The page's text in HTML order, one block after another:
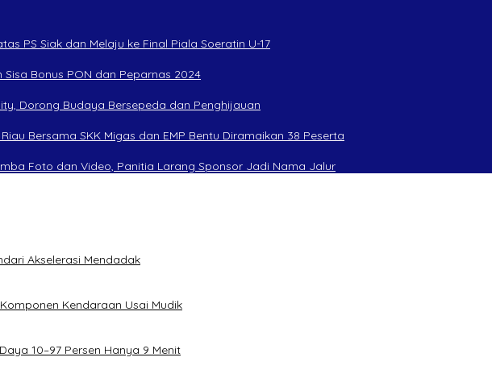
PS Siak dan Melaju ke Final Piala Soeratin U-17
Bonus PON dan Peparnas 2024
Dorong Budaya Bersepeda dan Penghijauan
Bersama SKK Migas dan EMP Bentu Diramaikan 38 Peserta
Foto dan Video, Panitia Larang Sponsor Jadi Nama Jalur
Akselerasi Mendadak
Kendaraan Usai Mudik
10–97 Persen Hanya 9 Menit